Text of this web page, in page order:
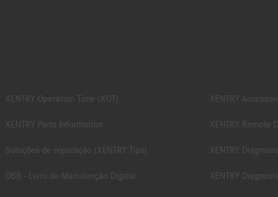
XENTRY Operation Time (XOT)
XENTRY Parts Information
Soluções de reparação (XENTRY Tips)
DSB - Livro de Manutenção Digital
XENTRY
XENTRY Remote
XENTRY
XENTRY